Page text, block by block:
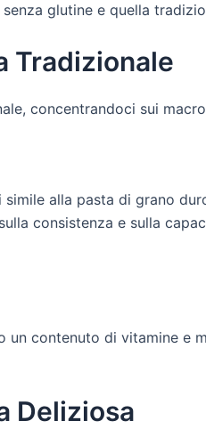
glutine e quella
Tradizionale
concentrandoci sui
alla pasta di grano
consistenza e sulla
un contenuto di vitamine e
Deliziosa